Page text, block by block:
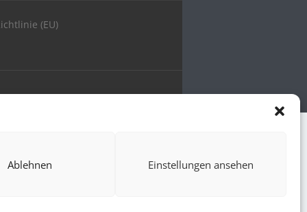
Ablehnen Einstellungen ansehen
(EU)